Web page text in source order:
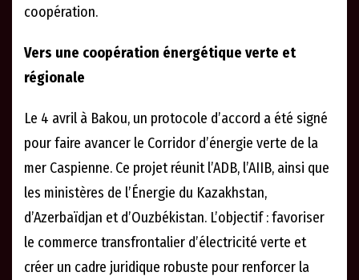
coopération.
Vers une coopération énergétique verte et
régionale
Le 4 avril à Bakou, un protocole d’accord a été signé
pour faire avancer le Corridor d’énergie verte de la
mer Caspienne. Ce projet réunit l’ADB, l’AIIB, ainsi que
les ministères de l’Énergie du Kazakhstan,
d’Azerbaïdjan et d’Ouzbékistan. L’objectif : favoriser
le commerce transfrontalier d’électricité verte et
créer un cadre juridique robuste pour renforcer la